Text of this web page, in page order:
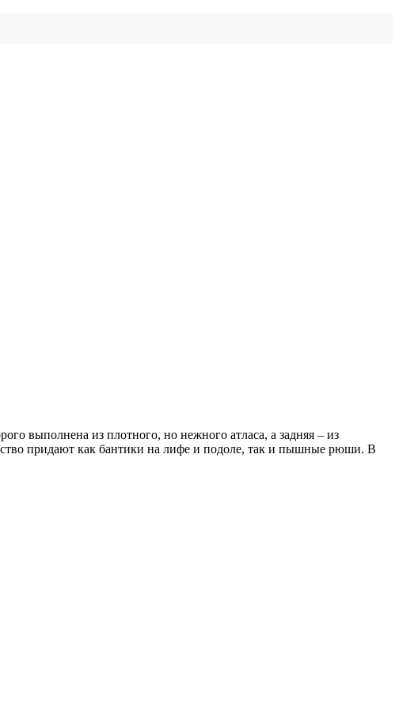
выполнена из плотного, но нежного атласа, а задняя – из
придают как бантики на лифе и подоле, так и пышные рюши. В